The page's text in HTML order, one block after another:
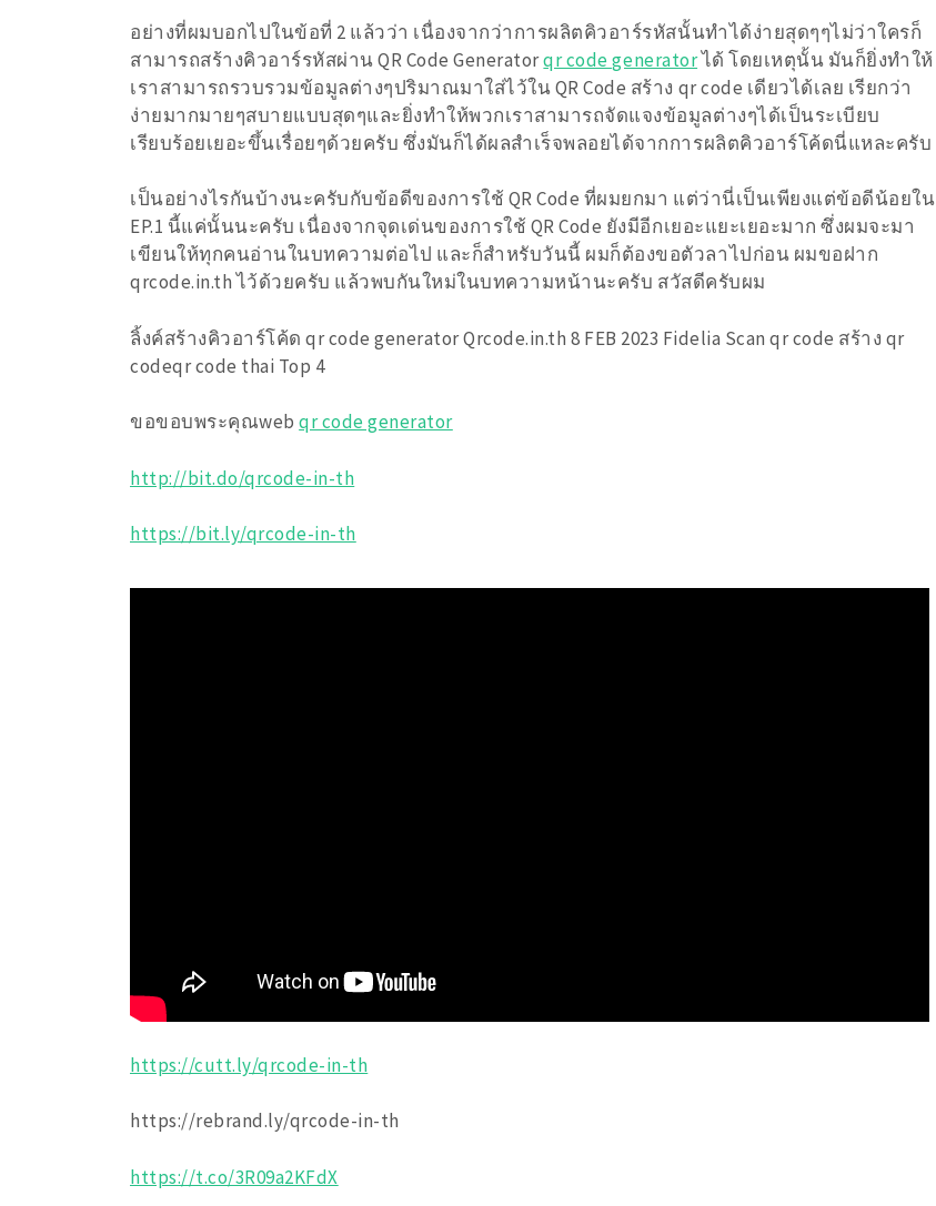
อย่างที่ผมบอกไปในข้อที่ 2 แล้วว่า เนื่องจากว่าการผลิตคิวอาร์รหัสนั้นทำได้ง่ายสุดๆๆไม่ว่าใครก็
สามารถสร้างคิวอาร์รหัสผ่าน QR Code Generatorqr code generatorได้ โดยเหตุนั้น มันก็ยิ่งทำให้
เราสามารถรวบรวมข้อมูลต่างๆปริมาณมาใส่ไว้ใน QR Code สร้าง qr code เดียวได้เลย เรียกว่า
ง่ายมากมายๆสบายแบบสุดๆและยิ่งทำให้พวกเราสามารถจัดแจงข้อมูลต่างๆได้เป็นระเบียบ
เรียบร้อยเยอะขึ้นเรื่อยๆด้วยครับ ซึ่งมันก็ได้ผลสำเร็จพลอยได้จากการผลิตคิวอาร์โค้ดนี่แหละครับ
เป็นอย่างไรกันบ้างนะครับกับข้อดีของการใช้ QR Code ที่ผมยกมา แต่ว่านี่เป็นเพียงแต่ข้อดีน้อยใน
EP.1 นี้แค่นั้นนะครับ เนื่องจากจุดเด่นของการใช้ QR Code ยังมีอีกเยอะแยะเยอะมาก ซึ่งผมจะมา
เขียนให้ทุกคนอ่านในบทความต่อไป และก็สำหรับวันนี้ ผมก็ต้องขอตัวลาไปก่อน ผมขอฝาก
qrcode.in.th ไว้ด้วยครับ แล้วพบกันใหม่ในบทความหน้านะครับ สวัสดีครับผม
ลิ้งค์สร้างคิวอาร์โค้ด qr code generator Qrcode.in.th 8 FEB 2023 Fidelia Scan qr code สร้าง qr
codeqr code thai Top 4
ขอขอบพระคุณwebqr code generator
http://bit.do/qrcode-in-th
https://bit.ly/qrcode-in-th
https://cutt.ly/qrcode-in-th
https://rebrand.ly/qrcode-in-th
https://t.co/3R09a2KFdX